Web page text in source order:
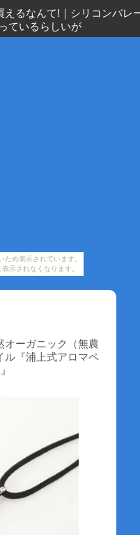
め表示されています。
示されなくなります。
えるなんて! ｜ シリコンバレ
ているらしいが
オーガニック（無農
ル『浦上式アロマペ